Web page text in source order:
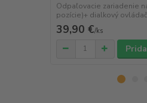
Odpaľovacie zariadenie
pozície)+ dialkový
39,90 €/ks